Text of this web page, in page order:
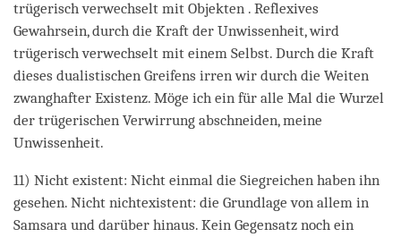
trügerisch verwechselt mit Objekten . Reflexives
Gewahrsein, durch die Kraft der Unwissenheit, wird
trügerisch verwechselt mit einem Selbst. Durch die Kraft
dieses dualistischen Greifens irren wir durch die Weiten
zwanghafter Existenz. Möge ich ein für alle Mal die Wurzel
der trügerischen Verwirrung abschneiden, meine
Unwissenheit.
11) Nicht existent: Nicht einmal die Siegreichen haben ihn
gesehen. Nicht nichtexistent: die Grundlage von allem in
Samsara und darüber hinaus. Kein Gegensatz noch ein